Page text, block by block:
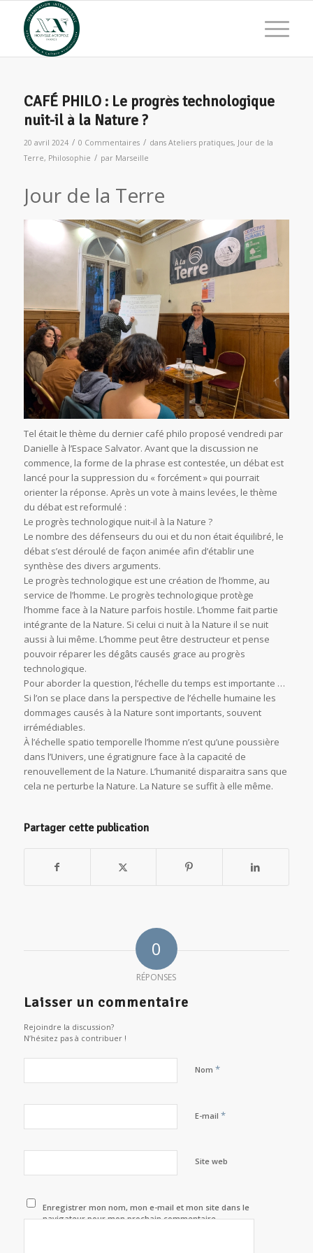
CAFÉ PHILO : Le progrès technologique
nuit-il à la Nature ?
20 avril 2024 / 0 Commentaires / dans Ateliers pratiques, Jour de la
Terre, Philosophie / par Marseille
Jour de la Terre
Tel était le thème du dernier café philo proposé vendredi par
Danielle à l’Espace Salvator. Avant que la discussion ne
commence, la forme de la phrase est contestée, un débat est
lancé pour la suppression du « forcément » qui pourrait
orienter la réponse. Après un vote à mains levées, le thème
du débat est reformulé :
Le progrès technologique nuit-il à la Nature ?
Le nombre des défenseurs du oui et du non était équilibré, le
débat s’est déroulé de façon animée afin d’établir une
synthèse des divers arguments.
Le progrès technologique est une création de l’homme, au
service de l’homme. Le progrès technologique protège
l’homme face à la Nature parfois hostile. L’homme fait partie
intégrante de la Nature. Si celui ci nuit à la Nature il se nuit
aussi à lui même. L’homme peut être destructeur et pense
pouvoir réparer les dégâts causés grace au progrès
technologique.
Pour aborder la question, l’échelle du temps est importante …
Si l’on se place dans la perspective de l’échelle humaine les
dommages causés à la Nature sont importants, souvent
irrémédiables.
À l’échelle spatio temporelle l’homme n’est qu’une poussière
dans l’Univers, une égratignure face à la capacité de
renouvellement de la Nature. L’humanité disparaitra sans que
cela ne perturbe la Nature. La Nature se suffit à elle même.
Partager cette publication
0
RÉPONSES
Laisser un commentaire
Rejoindre la discussion?
N’hésitez pas à contribuer !
Nom *
E-mail *
Site web
Enregistrer mon nom, mon e-mail et mon site dans le
navigateur pour mon prochain commentaire.